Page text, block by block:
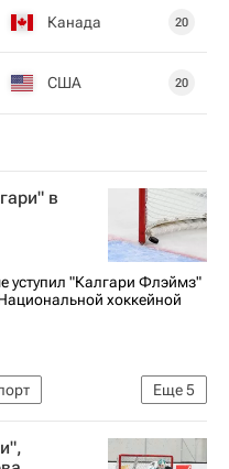
Канада 20
США 20
в
уступил "Калгари Флэймз"
хоккейной
Еще5
Флэймз